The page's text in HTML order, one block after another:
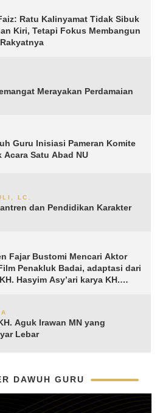
Ratu Kalinyamat Tidak Sibuk
Kiri, Tetapi Fokus Membangun
Merayakan Perdamaian
Guru Inisiasi Pameran Komite
Acara Satu Abad NU
LC.
dan Pendidikan Karakter
Fajar Bustomi Mencari Aktor
Penakluk Badai, adaptasi dari
Hasyim Asy’ari karya KH.
Aguk Irawan MN yang
Lebar
DAWUH GURU